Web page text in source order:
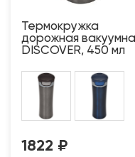
Термокружка
дорожная
DISCOVER, 450 мл
1822 ₽